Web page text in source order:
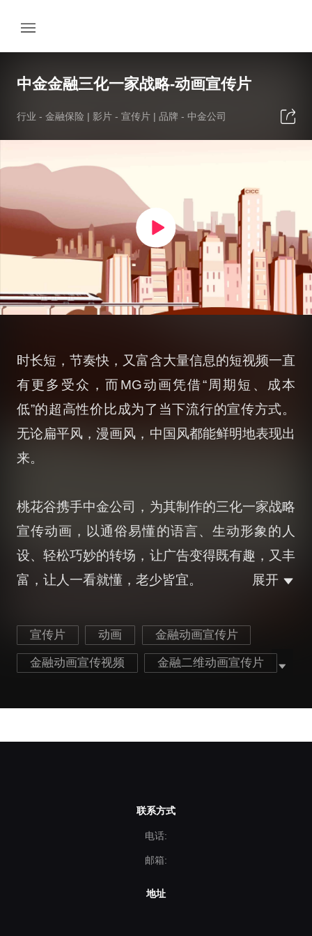
中金金融三化一家战略-动画宣传片
行业 - 金融保险 | 影片 - 宣传片 | 品牌 - 中金公司
时长短，节奏快，又富含大量信息的短视频一直
有更多受众，而MG动画凭借“周期短、成本
低”的超高性价比成为了当下流行的宣传方式。
无论扁平风，漫画风，中国风都能鲜明地表现出
来。
桃花谷携手中金公司，为其制作的三化一家战略
宣传动画，以通俗易懂的语言、生动形象的人
设、轻松巧妙的转场，让广告变得既有趣，又丰
富，让人一看就懂，老少皆宜。
展开
宣传片 动画 金融动画宣传片
金融动画宣传视频 金融二维动画宣传片
联系方式
电话:
邮箱:
地址